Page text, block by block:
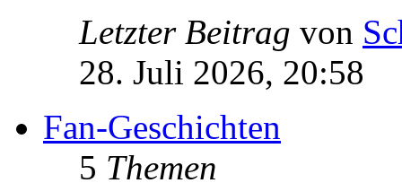
Letzter Beitrag von
28. Juli 2026, 20:58
Fan-Geschichten
5 Themen